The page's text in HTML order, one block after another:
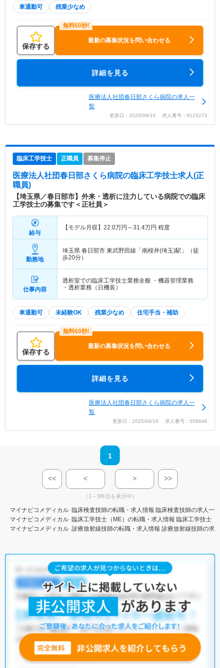
車通勤可 残業少なめ
保存する
最新の募集状況を問い合わせる
詳細を見る
医療法人社団春日部さくら病院の求人一
覧
更新日：2025/09/19 求人番号：9123273
臨床工学技士 正職員 募集停止
医療法人社団春日部さくら病院の臨床工学技士求人(正
職員)
【埼玉県／春日部市】外来・透析に注力している病院での臨床
工学技士の募集です＜正社員＞
給与
【モデル月収】 22.0万円～31.4万円 程度
勤務地
埼玉県 春日部市 東武野田線「南桜井(埼玉)駅」（徒
歩20分）
仕事内容
透析室での臨床工学技士業務全般 ・機器管理業務
・透析業務（日機装）
車通勤可 未経験OK 残業少なめ 住宅手当・補助
保存する
最新の募集状況を問い合わせる
詳細を見る
医療法人社団春日部さくら病院の求人一
覧
更新日：2025/09/19 求人番号：559648
1
<< < > >>
（1～3件目を表示中）
マイナビコメディカル 臨床検査技師の転職・求人情報 臨床検査技師の求人一覧
マイナビコメディカル 臨床工学技士（ME）の転職・求人情報 臨床工学技士（
マイナビコメディカル 診療放射線技師の転職・求人情報 診療放射線技師の求